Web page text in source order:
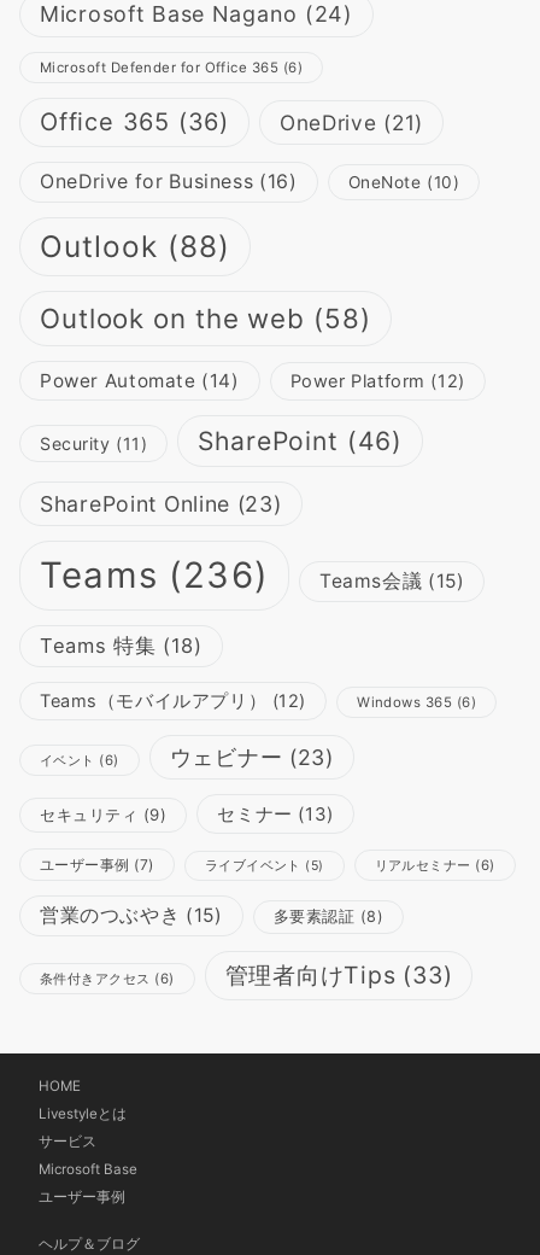
Microsoft Base Nagano (24)
Microsoft Defender for Office 365 (6)
Office 365 (36) OneDrive (21)
OneDrive for Business (16) OneNote (10)
Outlook (88)
Outlook on the web (58)
Power Automate (14) Power Platform (12)
Security (11) SharePoint (46)
SharePoint Online (23)
Teams (236) Teams会議 (15)
Teams 特集 (18)
Teams（モバイルアプリ） (12) Windows 365 (6)
イベント (6) ウェビナー (23)
セキュリティ (9) セミナー (13)
ユーザー事例 (7) ライブイベント (5) リアルセミナー (6)
営業のつぶやき (15) 多要素認証 (8)
条件付きアクセス (6) 管理者向けTips (33)
HOME
Livestyleとは
サービス
Microsoft Base
ユーザー事例
ヘルプ＆ブログ